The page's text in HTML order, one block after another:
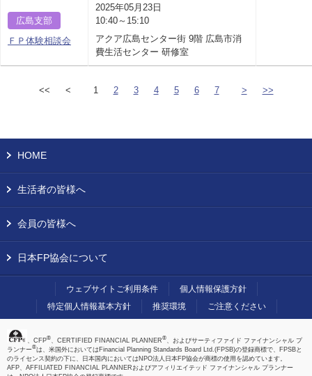
広島支部
ＦＰ体験相談会
2025年05月23日
10:40～15:10
アクア広島センター街 9階 広島市消
費生活センター 研修室
<< < 1 2 3 4 5 6 7 > >>
HOME
生活者の皆様へ
会員の皆様へ
日本FP協会について
ウェブサイトご利用条件
個人情報保護方針
特定個人情報基本方針
推奨環境 ご注意ください
、CFP®、CERTIFIED FINANCIAL PLANNER®、およびサーティファイド ファイナンシャル プ
ランナー®は、米国外においてはFinancial Planning Standards Board Ltd.(FPSB)の登録商標で、FPSBと
のライセンス契約の下に、日本国内においてはNPO法人日本FP協会が商標の使用を認めています。
AFP、AFFILIATED FINANCIAL PLANNERおよびアフィリエイテッド ファイナンシャル プランナー